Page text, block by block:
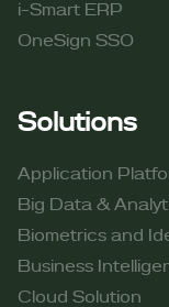
i-Smart ERP
OneSign SSO
Solutions
Application
Big Data &
Biometrics and
Business
Cloud Solution